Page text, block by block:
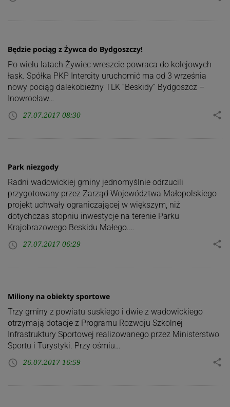
Będzie pociąg z Żywca do Bydgoszczy!
Po wielu latach Żywiec wreszcie powraca do kolejowych
łask. Spółka PKP Intercity uruchomić ma od 3 września
nowy pociąg dalekobieżny TLK “Beskidy” Bydgoszcz –
Inowrocław…
access_time 27.07.2017 08:30 share
Park niezgody
Radni wadowickiej gminy jednomyślnie odrzucili
przygotowany przez Zarząd Województwa Małopolskiego
projekt uchwały ograniczającej w większym, niż
dotychczas stopniu inwestycje na terenie Parku
Krajobrazowego Beskidu Małego.…
access_time 27.07.2017 06:29 share
Miliony na obiekty sportowe
Trzy gminy z powiatu suskiego i dwie z wadowickiego
otrzymają dotacje z Programu Rozwoju Szkolnej
Infrastruktury Sportowej realizowanego przez Ministerstwo
Sportu i Turystyki. Przy ośmiu…
access_time 26.07.2017 16:59 share